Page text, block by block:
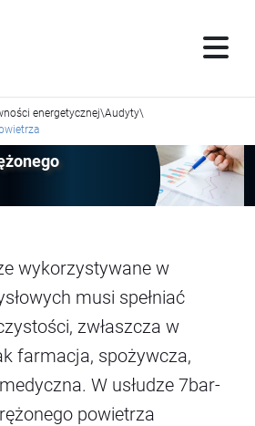
energetycznej\Audyty\
wykorzystywane w
musi spełniać
zwłaszcza w
farmacja, spożywcza,
W usłudze 7bar-
powietrza